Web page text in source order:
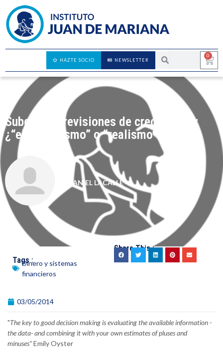
0
NEWSLETTER
HAZTE SOCIO
Suben las previsiones de crecimiento:
¿“electoralismo” o “realismo”?
DANIEL LACALLE
Tags :Dinero y sistemas
financieros
Share This :
03/05/2014
"The key to good decision making is evaluating the available information -
the data- and combining it with your own estimates of pluses and
minuses”Emily Oyster